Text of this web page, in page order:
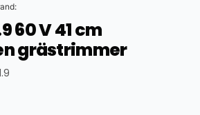
60 V 41 cm
grästrimmer